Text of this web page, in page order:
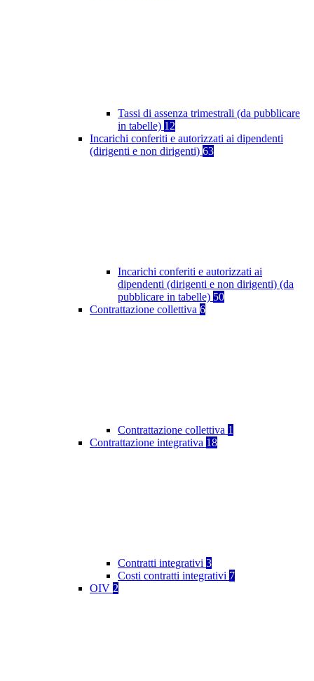
Tassi di assenza trimestrali (da pubblicare
in tabelle) 12
Incarichi conferiti e autorizzati ai dipendenti
(dirigenti e non dirigenti) 63
Incarichi conferiti e autorizzati ai
dipendenti (dirigenti e non dirigenti) (da
pubblicare in tabelle) 50
Contrattazione collettiva 6
Contrattazione collettiva 1
Contrattazione integrativa 18
Contratti integrativi 3
Costi contratti integrativi 7
OIV 2